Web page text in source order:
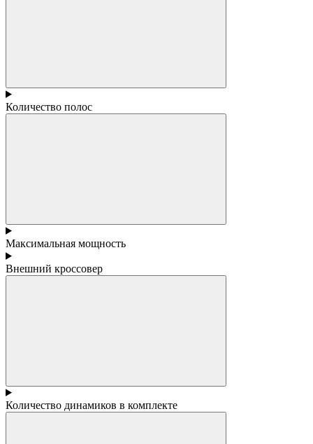
Количество полос
Максимальная мощность
Внешний кроссовер
Количество динамиков в комплекте